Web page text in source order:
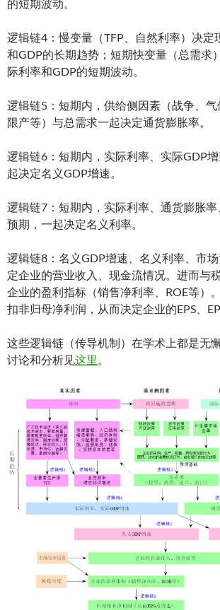
的短期波动。
逻辑链4：慢变量（TFP、自然利率）决定
和GDP的长期趋势；短期快变量（总需求
际利率和GDP的短期波动。
逻辑链5：短期内，供给侧因素（战争、气
限产等）与总需求一起决定通货膨胀率。
逻辑链6：短期内，实际利率、实际GDP
起决定名义GDP增速。
逻辑链7：短期内，实际利率、通货膨胀
预期，一起决定名义利率。
逻辑链8：名义GDP增速、名义利率、市
定企业的营业收入、现金流情况。进而与
企业的盈利指标（销售净利率、ROE等）
扣非归母净利润，从而决定企业的EPS、
这些逻辑链（传导机制）在学术上都是无
讨论和分析见这里 。